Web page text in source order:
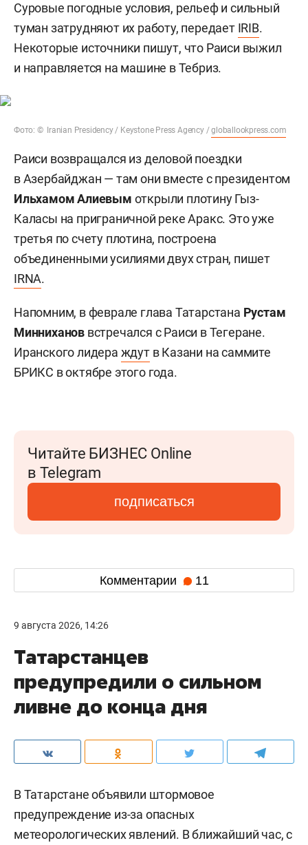
Суровые погодные условия, рельеф и сильный
туман затрудняют их работу, передает IRIB.
Некоторые источники пишут, что Раиси выжил
и направляется на машине в Тебриз.
Фото: © Iranian Presidency / Keystone Press Agency /globallookpress.com
Раиси возвращался из деловой поездки
в Азербайджан — там они вместе с президентом
Ильхамом Алиевым открыли плотину Гыз-
Каласы на приграничной реке Аракс. Это уже
третья по счету плотина, построена
объединенными усилиями двух стран, пишет
IRNA.
Напомним, в феврале глава Татарстана Рустам
Минниханов встречался с Раиси в Тегеране.
Иранского лидера ждутв Казани на саммите
БРИКС в октябре этого года.
Читайте БИЗНЕС Online
в Telegram
подписаться
Комментарии 11
9 августа 2026, 14:26
Татарстанцев
предупредили о сильном
ливне до конца дня
В Татарстане объявили штормовое
предупреждение из-за опасных
метеорологических явлений. В ближайший час, с